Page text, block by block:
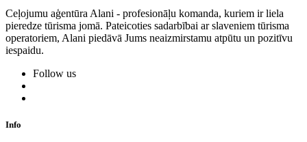
Ceļojumu aģentūra Alani - profesionāļu komanda, kuriem ir liela
pieredze tūrisma jomā. Pateicoties sadarbībai ar slaveniem tūrisma
operatoriem, Alani piedāvā Jums neaizmirstamu atpūtu un pozitīvu
iespaidu.
Follow us
Info